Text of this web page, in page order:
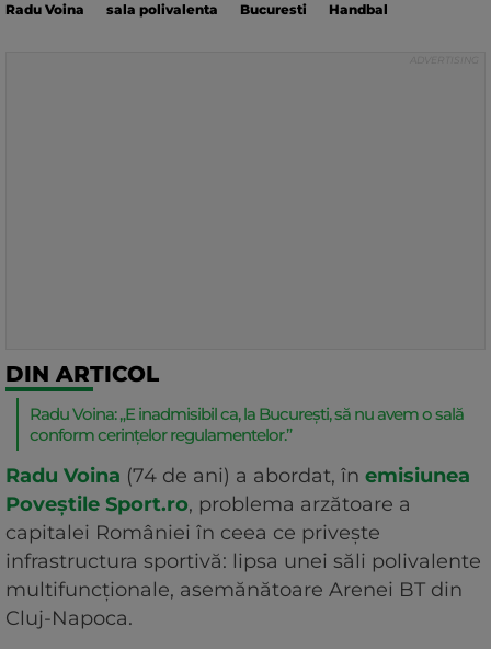
Radu Voina sala polivalenta Bucuresti Handbal
DIN ARTICOL
Radu Voina: „E inadmisibil ca, la București, să nu avem o sală
conform cerințelor regulamentelor.”
Radu Voina (74 de ani) a abordat, în emisiunea
Poveștile Sport.ro, problema arzătoare a
capitalei României în ceea ce privește
infrastructura sportivă: lipsa unei săli polivalente
multifuncționale, asemănătoare Arenei BT din
Cluj-Napoca.